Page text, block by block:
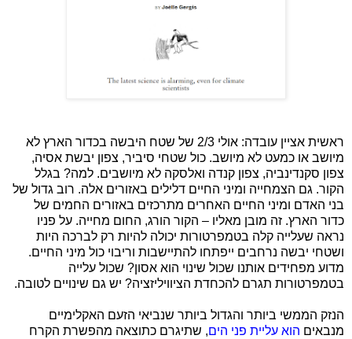
ראשית אציין עובדה: אולי 2/3 של שטח היבשה בכדור הארץ לא
מיושב או כמעט לא מיושב. כול שטחי סיביר, צפון יבשת אסיה,
צפון סקנדינביה, צפון קנדה ואלסקה לא מיושבים. למה? בגלל
הקור. גם הצמחייה ומיני החיים דלילים באזורים אלה. רוב גדול של
בני האדם ומיני החיים האחרים מתרכזים באזורים החמים של
כדור הארץ. זה מובן מאליו – הקור הורג, החום מחייה. על פניו
נראה שעלייה קלה בטמפרטורות יכולה להיות רק לברכה היות
ושטחי יבשה נרחבים ייפתחו להתיישבות וריבוי כול מיני החיים.
מדוע מפחידים אותנו שכול שינוי הוא אסון? שכול עלייה
בטמפרטורות תגרם להכחדת הציוויליזציה? יש גם שינויים לטובה.
הנזק הממשי ביותר והגדול ביותר שנביאי הזעם האקלימיים
מנבאים הוא עליית פני הים, שתיגרם כתוצאה מהפשרת הקרח